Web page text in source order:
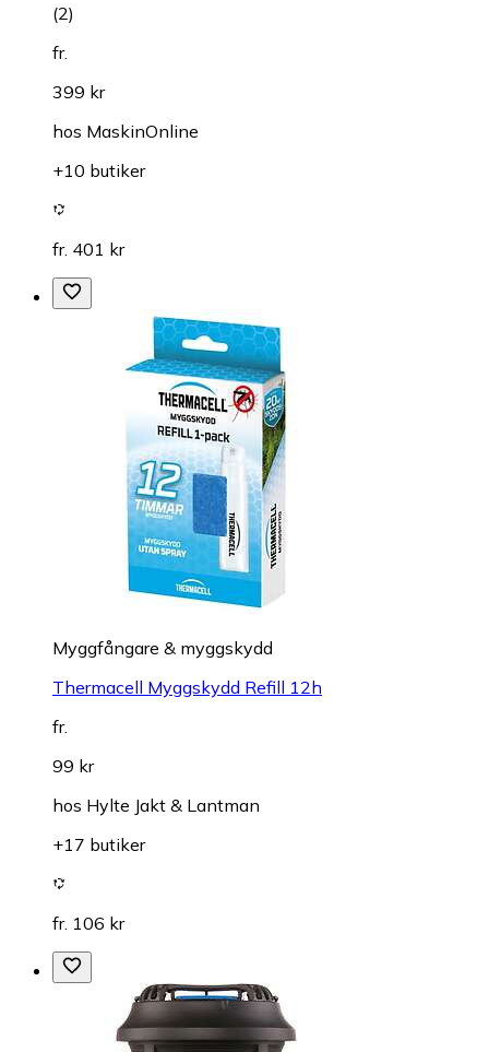
(2)
fr.
399 kr
hos MaskinOnline
+10 butiker
fr. 401 kr
Myggfångare & myggskydd
Thermacell Myggskydd Refill 12h
fr.
99 kr
hos Hylte Jakt & Lantman
+17 butiker
fr. 106 kr